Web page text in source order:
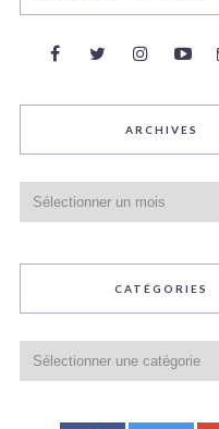
ARCHIVES
CATÉGORIES